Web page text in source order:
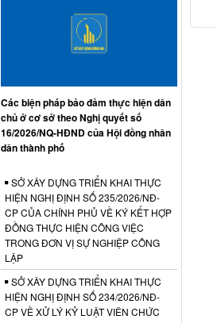
Các biện pháp bảo đảm thực hiện dân
chủ ở cơ sở theo Nghị quyết số
16/2026/NQ-HĐND của Hội đồng nhân
dân thành phố
SỞ XÂY DỰNG TRIỂN KHAI THỰC
HIỆN NGHỊ ĐỊNH SỐ 235/2026/NĐ-
CP CỦA CHÍNH PHỦ VỀ KÝ KẾT HỢP
ĐỒNG THỰC HIỆN CÔNG VIỆC
TRONG ĐƠN VỊ SỰ NGHIỆP CÔNG
LẬP
SỞ XÂY DỰNG TRIỂN KHAI THỰC
HIỆN NGHỊ ĐỊNH SỐ 234/2026/NĐ-
CP VỀ XỬ LÝ KỶ LUẬT VIÊN CHỨC